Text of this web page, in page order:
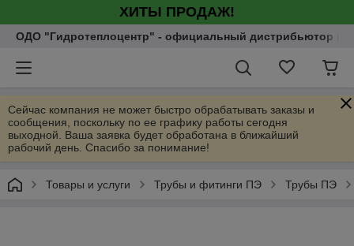
ХИТЫ ПРОДАЖ!
ОДО "Гидротеплоцентр" - официальный дистрибьютор
Сейчас компания не может быстро обрабатывать заказы и
сообщения, поскольку по ее графику работы сегодня
выходной. Ваша заявка будет обработана в ближайший
рабочий день. Спасибо за понимание!
Товары и услуги Трубы и фитинги ПЭ Трубы ПЭ